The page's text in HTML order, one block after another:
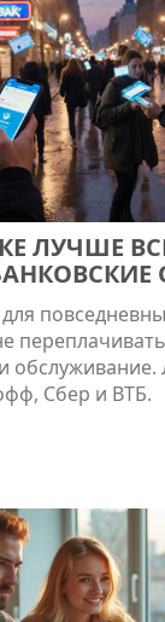
ЛУЧШЕ
Сбер и ВТБ.